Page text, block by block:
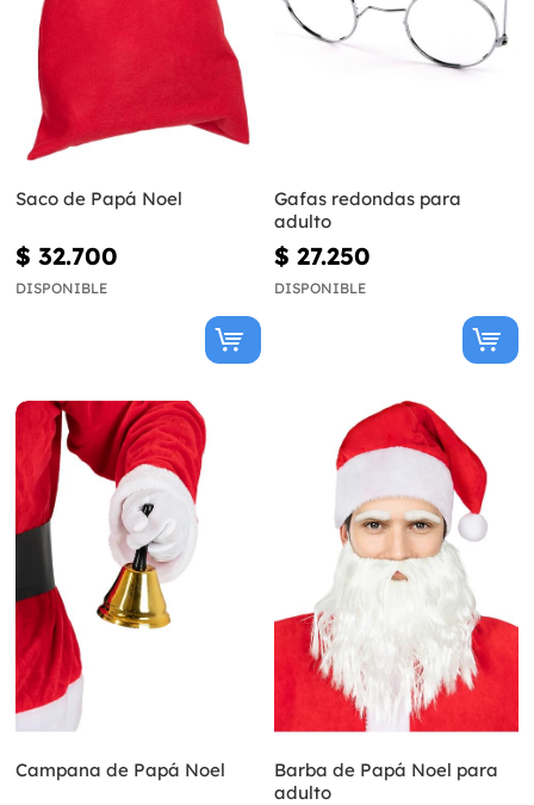
Saco de Papá Noel
$ 32.700
DISPONIBLE
Gafas redondas para
adulto
$ 27.250
DISPONIBLE
Campana de Papá Noel
Barba de Papá Noel para
adulto